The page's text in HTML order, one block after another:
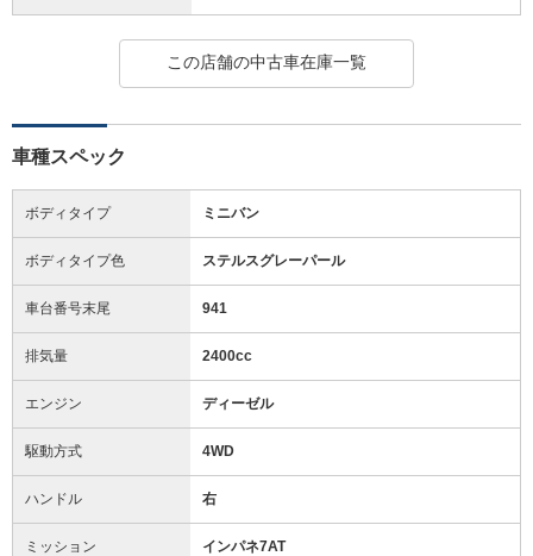
この店舗の中古車在庫一覧
車種スペック
ボディタイプ ミニバン
ボディタイプ色 ステルスグレーパール
車台番号末尾 941
排気量 2400cc
エンジン ディーゼル
駆動方式 4WD
ハンドル 右
ミッション インパネ7AT